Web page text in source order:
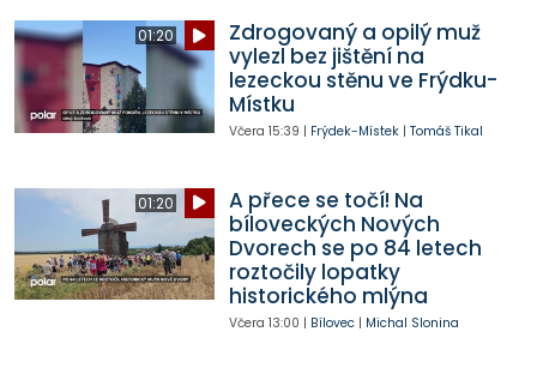
01:20
Zdrogovaný a opilý muž
vylezl bez jištění na
lezeckou stěnu ve Frýdku-
Místku
Včera 15:39 | Frýdek-Místek| Tomáš Tikal
01:20
A přece se točí! Na
bíloveckých Nových
Dvorech se po 84 letech
roztočily lopatky
historického mlýna
Včera 13:00 | Bílovec| Michal Slonina